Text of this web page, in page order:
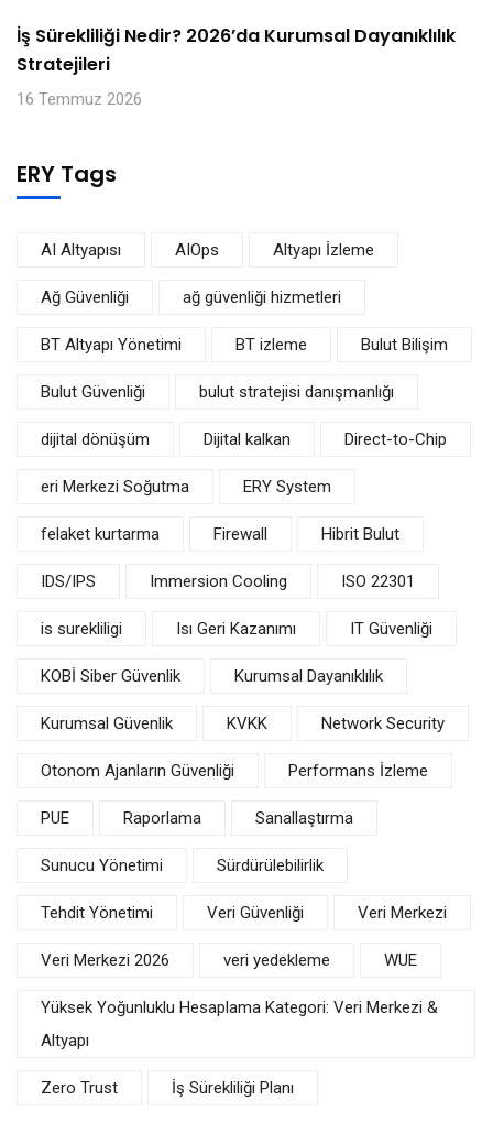
İş Sürekliliği Nedir? 2026’da Kurumsal Dayanıklılık
Stratejileri
16 Temmuz 2026
ERY Tags
AI Altyapısı AIOps Altyapı İzleme
Ağ Güvenliği ağ güvenliği hizmetleri
BT Altyapı Yönetimi BT izleme Bulut Bilişim
Bulut Güvenliği bulut stratejisi danışmanlığı
dijital dönüşüm Dijital kalkan Direct-to-Chip
eri Merkezi Soğutma ERY System
felaket kurtarma Firewall Hibrit Bulut
IDS/IPS Immersion Cooling ISO 22301
is surekliligi Isı Geri Kazanımı IT Güvenliği
KOBİ Siber Güvenlik Kurumsal Dayanıklılık
Kurumsal Güvenlik KVKK Network Security
Otonom Ajanların Güvenliği Performans İzleme
PUE Raporlama Sanallaştırma
Sunucu Yönetimi Sürdürülebilirlik
Tehdit Yönetimi Veri Güvenliği Veri Merkezi
Veri Merkezi 2026 veri yedekleme WUE
Yüksek Yoğunluklu Hesaplama Kategori: Veri Merkezi &
Altyapı
Zero Trust İş Sürekliliği Planı